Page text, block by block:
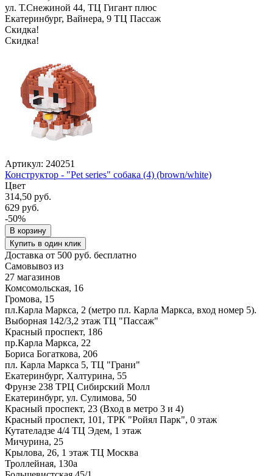
ул. Т.Снежиной 44, ТЦ Гигант плюс
Екатеринбург, Вайнера, 9 ТЦ Пассаж
Скидка!
Скидка!
Артикул: 240251
Конструктор - "Pet series" собака (4) (brown/white)
Цвет
314,50 руб.
629 руб.
-50%
В корзину
Купить в один клик
Доставка от 500 руб. бесплатно
Самовывоз из
27 магазинов
Комсомольская, 16
Громова, 15
пл.Карла Маркса, 2 (метро пл. Карла Маркса, вход номер 5).
Выборная 142/3,2 этаж ТЦ "Пассаж"
Красный проспект, 186
пр.Карла Маркса, 22
Бориса Богаткова, 206
пл. Карла Маркса 5, ТЦ "Грани"
Екатеринбург, Халтурина, 55
Фрунзе 238 ТРЦ Сибирский Молл
Екатеринбург, ул. Сулимова, 50
Красный проспект, 23 (Вход в метро 3 и 4)
Красный проспект, 101, ТРК "Ройял Парк", 0 этаж
Кутателадзе 4/4 ТЦ Эдем, 1 этаж
Мичурина, 25
Крылова, 26, 1 этаж ТЦ Москва
Троллейная, 130а